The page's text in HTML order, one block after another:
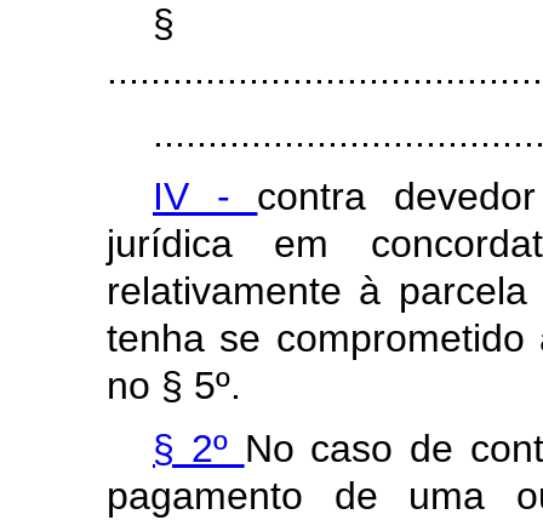
§
IV - contra
jurídica em
relativamente à
tenha se
no § 5º.
§ 2º No caso de
pagamento de uma